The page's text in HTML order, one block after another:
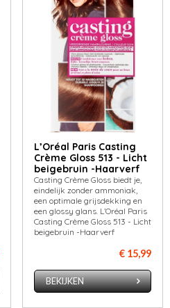
L’Oréal Paris Casting
Crème Gloss 513 - Licht
beigebruin -Haarverf
Casting Crème Gloss biedt je,
eindelijk zonder ammoniak,
een optimale grijsdekking en
een glossy glans. L’Oréal Paris
Casting Crème Gloss 513 - Licht
beigebruin -Haarverf
€ 15,99
BEKIJKEN